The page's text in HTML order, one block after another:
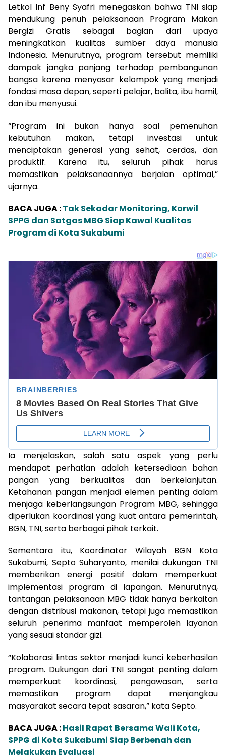
Letkol Inf Beny Syafri menegaskan bahwa TNI siap
mendukung penuh pelaksanaan Program Makan
Bergizi Gratis sebagai bagian dari upaya
meningkatkan kualitas sumber daya manusia
Indonesia. Menurutnya, program tersebut memiliki
dampak jangka panjang terhadap pembangunan
bangsa karena menyasar kelompok yang menjadi
fondasi masa depan, seperti pelajar, balita, ibu hamil,
dan ibu menyusui.
“Program ini bukan hanya soal pemenuhan
kebutuhan makan, tetapi investasi untuk
menciptakan generasi yang sehat, cerdas, dan
produktif. Karena itu, seluruh pihak harus
memastikan pelaksanaannya berjalan optimal,”
ujarnya.
BACA JUGA :Tak Sekadar Monitoring, Korwil
SPPG dan Satgas MBG Siap Kawal Kualitas
Program di Kota Sukabumi
Ia menjelaskan, salah satu aspek yang perlu
mendapat perhatian adalah ketersediaan bahan
pangan yang berkualitas dan berkelanjutan.
Ketahanan pangan menjadi elemen penting dalam
menjaga keberlangsungan Program MBG, sehingga
diperlukan koordinasi yang kuat antara pemerintah,
BGN, TNI, serta berbagai pihak terkait.
Sementara itu, Koordinator Wilayah BGN Kota
Sukabumi, Septo Suharyanto, menilai dukungan TNI
memberikan energi positif dalam memperkuat
implementasi program di lapangan. Menurutnya,
tantangan pelaksanaan MBG tidak hanya berkaitan
dengan distribusi makanan, tetapi juga memastikan
seluruh penerima manfaat memperoleh layanan
yang sesuai standar gizi.
“Kolaborasi lintas sektor menjadi kunci keberhasilan
program. Dukungan dari TNI sangat penting dalam
memperkuat koordinasi, pengawasan, serta
memastikan program dapat menjangkau
masyarakat secara tepat sasaran,” kata Septo.
BACA JUGA :Hasil Rapat Bersama Wali Kota,
SPPG di Kota Sukabumi Siap Berbenah dan
Melakukan Evaluasi